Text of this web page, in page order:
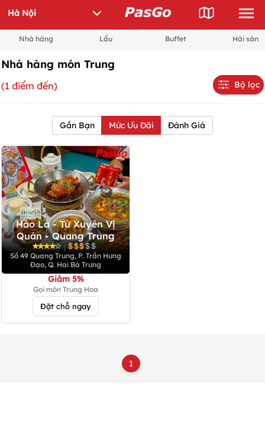
Nhà hàng Lẩu Buffet Hải sản
Nhà hàng món Trung
(1 điểm đến) Bộ lọc
Gần Bạn Mức Ưu Đãi Đánh Giá
Hảo La - Tứ Xuyên Vị
Quán - Quang Trung
|
Số 49 Quang Trung, P. Trần Hưng
Đạo, Q. Hai Bà Trưng
Giảm 5%
Gọi món Trung Hoa
Đặt chỗ ngay
1